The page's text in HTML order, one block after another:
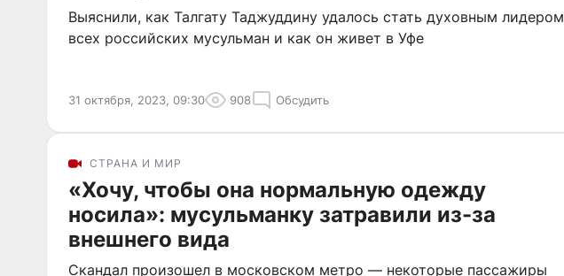
Выяснили, как Талгату Таджуддину удалось стать духовным лидером
всех российских мусульман и как он живет в Уфе
31 октября, 2023, 09:30 908 Обсудить
СТРАНА И МИР
«Хочу, чтобы она нормальную одежду
носила»: мусульманку затравили из-за
внешнего вида
Скандал произошел в московском метро — некоторые пассажиры